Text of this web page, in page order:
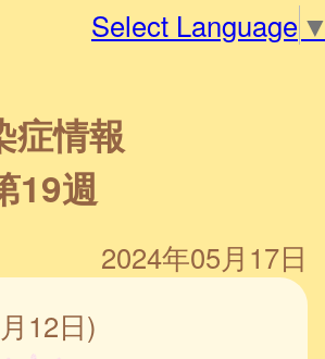
Select Language ▼
症情報
19週
2024年05月17日
12日)